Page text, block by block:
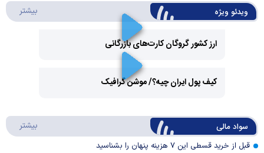
ویدئو ویژه بیشتر
ارز کشور گروگان کارت‌های بازرگانی
Video
کیف پول ایران چیه؟/ موشن گرافیک
سواد مالی بیشتر
قبل از خرید قسطی این ۷ هزینه پنهان را بشناسید